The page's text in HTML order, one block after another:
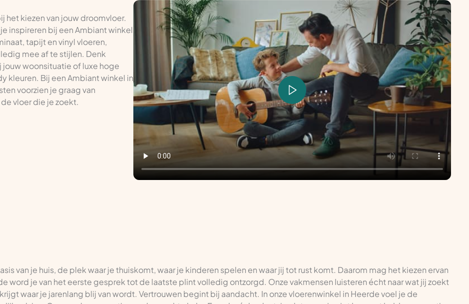
het kiezen van jouw droomvloer.
inspireren bij een Ambiant winkel
tapijt en vinyl vloeren,
mee af te stijlen. Denk
woonsituatie of luxe hoge
kleuren. Bij een Ambiant winkel in
voorzien je graag van
vloer die je zoekt.
van je huis, de plek waar je thuiskomt, waar je kinderen spelen en waar jij tot rust komt. Daarom mag het kiezen ervan
word je van het eerste gesprek tot de laatste plint volledig ontzorgd. Onze vakmensen luisteren écht naar wat jij zoekt
waar je jarenlang blij van wordt. Vertrouwen begint bij aandacht. In onze vloerenwinkel in Heerde voel je de